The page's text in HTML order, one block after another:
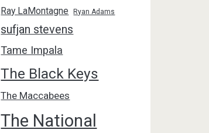
Ray LaMontagne Ryan Adams
sufjan stevens
Tame Impala
The Black Keys
The Maccabees
The National